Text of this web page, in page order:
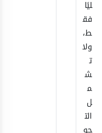
ليًا
فق
ط،
ولا
ت
ش
م
ل
الت
جو